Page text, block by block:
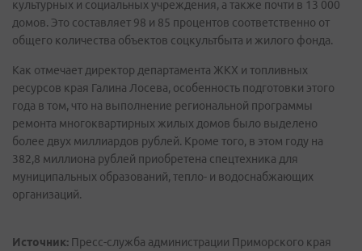
культурных и социальных учреждения, а также почти в 13 000
домов. Это составляет 98 и 85 процентов соответственно от
общего количества объектов соцкультбыта и жилого фонда.
Как отмечает директор департамента ЖКХ и топливных
ресурсов края Галина Лосева, особенность подготовки этого
года в том, что на выполнение региональной программы
ремонта многоквартирных жилых домов было выделено
более двух миллиардов рублей. Кроме того, в этом году на
382,8 миллиона рублей приобретена спецтехника для
муниципальных образований, тепло- и водоснабжающих
организаций.
Источник: Пресс-служба администрации Приморского края